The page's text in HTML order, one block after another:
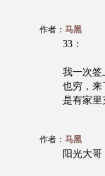
作者： 马黑
33：
我一次签
也穷，来
是有家里
作者： 马黑
阳光大哥